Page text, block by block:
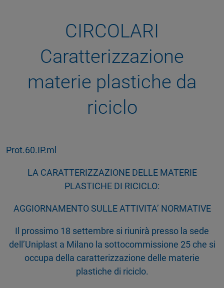
CIRCOLARI
Caratterizzazione
materie plastiche da
riciclo
Prot.60.IP.ml
LA CARATTERIZZAZIONE DELLE MATERIE
PLASTICHE DI RICICLO:
AGGIORNAMENTO SULLE ATTIVITA’ NORMATIVE
Il prossimo 18 settembre si riunirà presso la sede
dell’Uniplast a Milano la sottocommissione 25 che si
occupa della caratterizzazione delle materie
plastiche di riciclo.